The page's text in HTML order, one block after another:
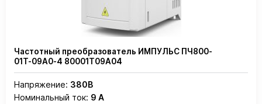
Частотный преобразователь ИМПУЛЬС ПЧ800-
01Т-09А0-4 80001Т09А04
Напряжение: 380В
Номинальный ток: 9 А